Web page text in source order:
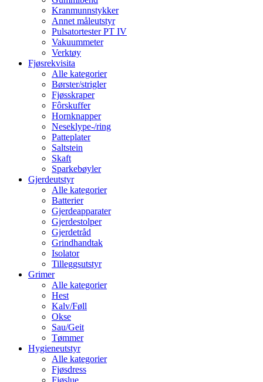
Kranmunnstykker
Annet måleutstyr
Pulsatortester PT IV
Vakuummeter
Verktøy
Fjøsrekvisita
Alle kategorier
Børster/strigler
Fjøsskraper
Fôrskuffer
Hornknapper
Neseklype-/ring
Patteplater
Saltstein
Skaft
Sparkebøyler
Gjerdeutstyr
Alle kategorier
Batterier
Gjerdeapparater
Gjerdestolper
Gjerdetråd
Grindhandtak
Isolator
Tilleggsutstyr
Grimer
Alle kategorier
Hest
Kalv/Føll
Okse
Sau/Geit
Tømmer
Hygieneutstyr
Alle kategorier
Fjøsdress
Fjøslue